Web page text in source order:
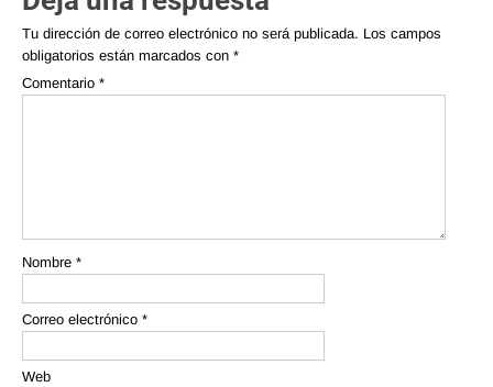
Tu dirección de correo electrónico no será publicada. Los campos
obligatorios están marcados con *
Comentario *
Nombre *
Correo electrónico *
Web